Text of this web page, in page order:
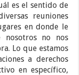
es el sentido de
reuniones
en donde le
nosotros no nos
Lo que estamos
a derechos
en específico,